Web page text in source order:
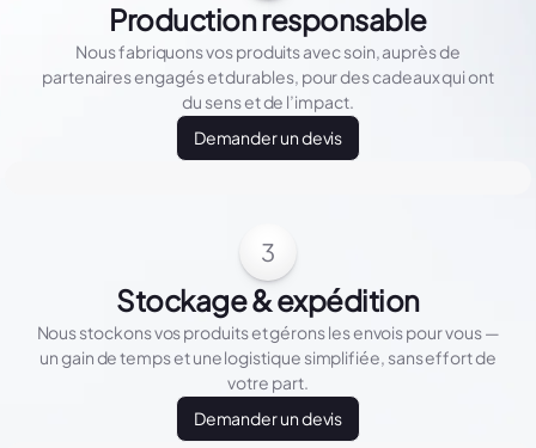
Production responsable
Nous fabriquons vos produits avec soin, auprès de
partenaires engagés et durables, pour des cadeaux qui ont
du sens et de l’impact.
Demander un devis
3
Stockage & expédition
Nous stockons vos produits et gérons les envois pour vous —
un gain de temps et une logistique simplifiée, sans effort de
votre part.
Demander un devis